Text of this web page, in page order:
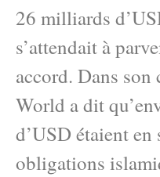
26 milliards
s’attendait à
accord. Dans
World a dit
d’USD étaient en
obligations